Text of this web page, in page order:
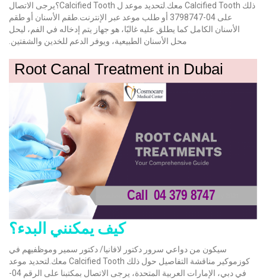
ذلك Calcified Tooth معك.لتحديد موعد ل Calcified Tooth؟يرجى الاتصال
على 04-3798747 أو طلب موعد عبر الإنترنت.طقم الأسنان أو طقم
الأسنان الكامل كما يطلق عليه غالبًا، هو جهاز يتم إدخاله في الفم، ليحل
محل الأسنان الطبيعية، ويوفر الدعم للخدين والشفتين.
كيف يمكنني البدء؟
سيكون من دواعي سرور دكتور لافانيا/ دكتور سمير وموظفيهم في
كوزموكير مناقشة التفاصيل حول ذلك Calcified Tooth معك.لتحديد موعد
في دبي، الإمارات العربية المتحدة، يرجى الاتصال بمكتبنا على الرقم 04-